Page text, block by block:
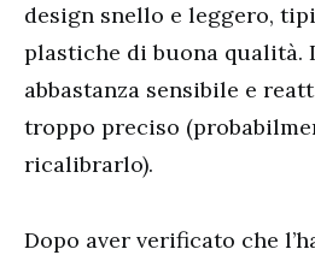
design snello e leggero,
plastiche di buona qualità.
abbastanza sensibile e
troppo preciso
ricalibrarlo).
Dopo aver verificato che